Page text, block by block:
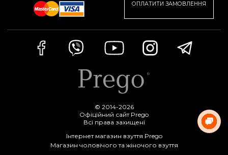
ОПЛАТИТИ ЗАМОВЛЕННЯ
© 2014-2026
Офіційний сайт Prego
Всі права захищені
Інтернет магазин взуття Prego
Магазин чоловічого та жіночого взуття